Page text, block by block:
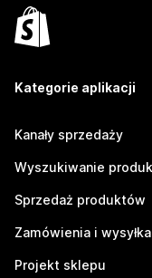
Kategorie aplikacji
Kanały sprzedaży
Wyszukiwanie
Sprzedaż produktów
Zamówienia i wysyłka
Projekt sklepu